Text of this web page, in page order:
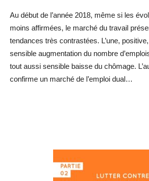
Au début de l’année 2018, même si les
moins affirmées, le marché du travail
tendances très contrastées. L’une,
sensible augmentation du nombre
tout aussi sensible baisse du chômage.
confirme un marché de l’emploi dual…